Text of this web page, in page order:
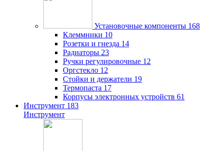
Установочные компоненты 168
Клеммники 10
Розетки и гнезда 14
Радиаторы 23
Ручки регулировочные 12
Оргстекло 12
Стойки и держатели 19
Термопаста 17
Корпусы электронных устройств 61
Инструмент 183
Инструмент